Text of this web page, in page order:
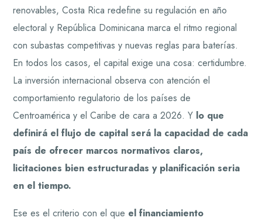
renovables, Costa Rica redefine su regulación en año
electoral y República Dominicana marca el ritmo regional
con subastas competitivas y nuevas reglas para baterías.
En todos los casos, el capital exige una cosa: certidumbre.
La inversión internacional observa con atención el
comportamiento regulatorio de los países de
Centroamérica y el Caribe de cara a 2026. Y lo que
definirá el flujo de capital será la capacidad de cada
país de ofrecer marcos normativos claros,
licitaciones bien estructuradas y planificación seria
en el tiempo.
Ese es el criterio con el que el financiamiento